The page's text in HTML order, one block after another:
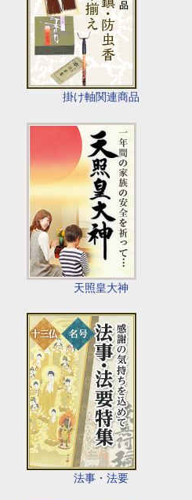
掛け軸関連商品
天照皇大神
法事・法要